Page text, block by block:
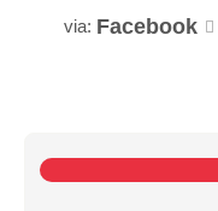
via: Facebook